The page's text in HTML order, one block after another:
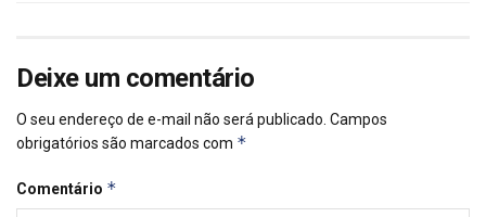
Deixe um comentário
O seu endereço de e-mail não será publicado. Campos
obrigatórios são marcados com *
Comentário *